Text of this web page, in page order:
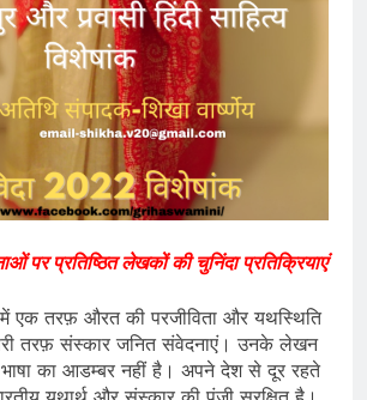
पर प्रतिष्ठित लेखकों की चुनिंदा प्रतिक्रियाएं
में एक तरफ़ औरत की परजीविता और यथस्थिति
तरफ़ संस्कार जनित संवेदनाएं। उनके लेखन
का आडम्बर नहीं है। अपने देश से दूर रहते